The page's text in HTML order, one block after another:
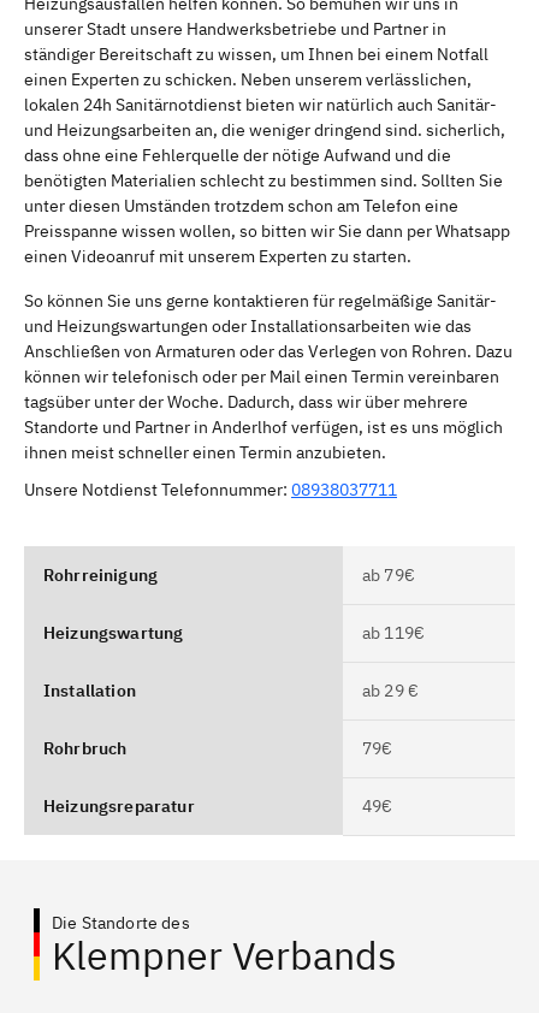
unserer Stadt unsere Handwerksbetriebe und Partner in
ständiger Bereitschaft zu wissen, um Ihnen bei einem Notfall
einen Experten zu schicken. Neben unserem verlässlichen,
lokalen 24h Sanitärnotdienst bieten wir natürlich auch Sanitär-
und Heizungsarbeiten an, die weniger dringend sind. sicherlich,
dass ohne eine Fehlerquelle der nötige Aufwand und die
benötigten Materialien schlecht zu bestimmen sind. Sollten Sie
unter diesen Umständen trotzdem schon am Telefon eine
Preisspanne wissen wollen, so bitten wir Sie dann per Whatsapp
einen Videoanruf mit unserem Experten zu starten.
So können Sie uns gerne kontaktieren für regelmäßige Sanitär-
und Heizungswartungen oder Installationsarbeiten wie das
Anschließen von Armaturen oder das Verlegen von Rohren. Dazu
können wir telefonisch oder per Mail einen Termin vereinbaren
tagsüber unter der Woche. Dadurch, dass wir über mehrere
Standorte und Partner in Anderlhof verfügen, ist es uns möglich
ihnen meist schneller einen Termin anzubieten.
Unsere Notdienst Telefonnummer: 08938037711
Rohrreinigung ab 79€
Heizungswartung ab 119€
Installation ab 29 €
Rohrbruch 79€
Heizungsreparatur 49€
Die Standorte des
Klempner Verbands